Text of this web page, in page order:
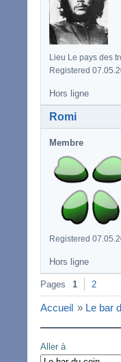
Lieu Le pays des
Registered
Hors ligne
Romi
Membre
Registered
Hors ligne
Pages 1 2
Accueil » Le bar
Aller à